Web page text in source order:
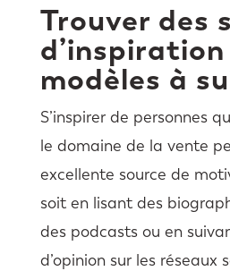
Trouver des
modèles à
S’inspirer de personnes
le domaine de la vente
excellente source de
soit en lisant des
des podcasts ou en
d’opinion sur les réseaux